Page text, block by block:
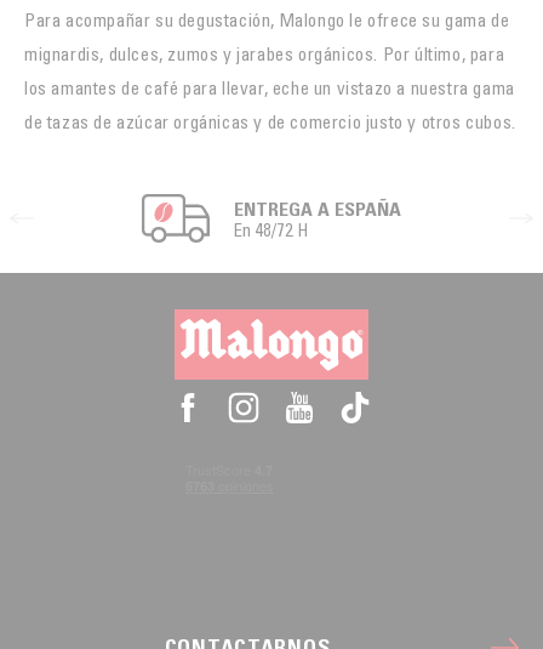
Para acompañar su degustación, Malongo le ofrece su gama de
mignardis, dulces, zumos y jarabes orgánicos. Por último, para
los amantes de café para llevar, eche un vistazo a nuestra gama
de tazas de azúcar orgánicas y de comercio justo y otros cubos.
ENTREGA A ESPAÑA
En 48/72 H